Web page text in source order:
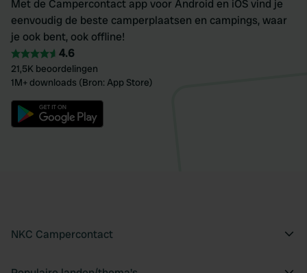
Met de Campercontact app voor Android en iOS vind je
eenvoudig de beste camperplaatsen en campings, waar
je ook bent, ook offline!
4.6
21,5K beoordelingen
1M+ downloads (Bron: App Store)
NKC Campercontact